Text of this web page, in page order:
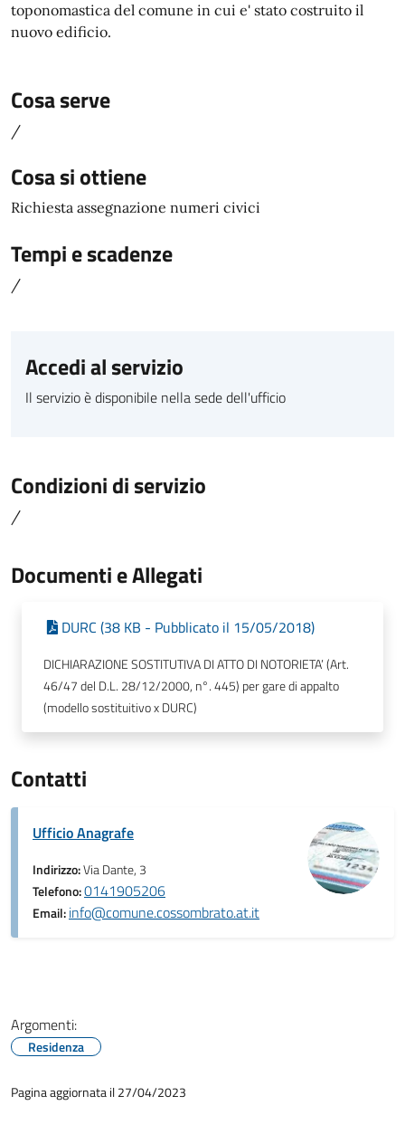
toponomastica del comune in cui e' stato costruito il
nuovo edificio.
Cosa serve
/
Cosa si ottiene
Richiesta assegnazione numeri civici
Tempi e scadenze
/
Accedi al servizio
Il servizio è disponibile nella sede dell'ufficio
Condizioni di servizio
/
Documenti e Allegati
DURC (38 KB - Pubblicato il 15/05/2018)
DICHIARAZIONE SOSTITUTIVA DI ATTO DI NOTORIETA’ (Art.
46/47 del D.L. 28/12/2000, n°. 445) per gare di appalto
(modello sostituitivo x DURC)
Contatti
Ufficio Anagrafe
Indirizzo:Via Dante, 3
Telefono:0141905206
Email:info@comune.cossombrato.at.it
Argomenti:
Residenza
Pagina aggiornata il 27/04/2023